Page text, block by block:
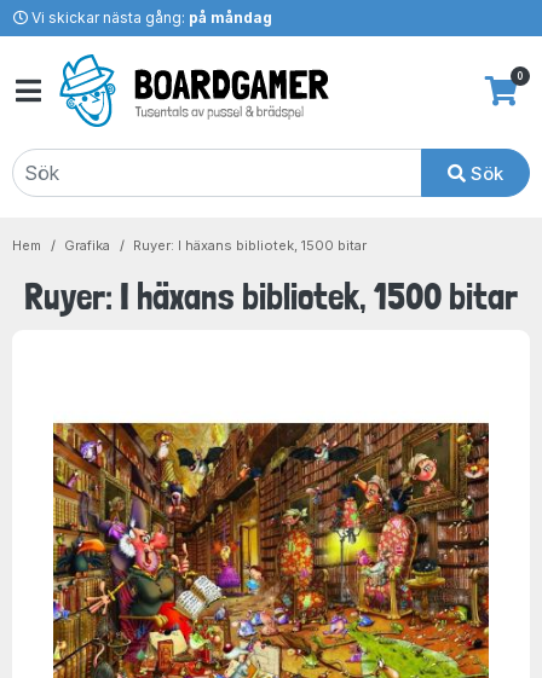
Vi skickar nästa gång: på måndag
Sök
0
Hem Grafika Ruyer: I häxans bibliotek, 1500 bitar
Ruyer: I häxans bibliotek, 1500 bitar